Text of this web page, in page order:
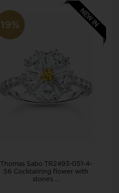
19%
Thomas Sabo TR2493-051-4-
56 Cocktailring flower with
stones ...